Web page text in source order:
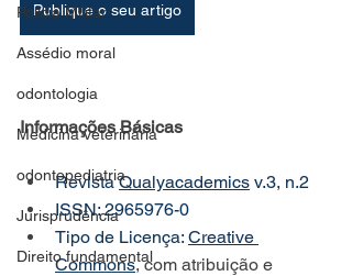
Polícia Militar
Assédio moral
odontologia
Medicina veterinária
odontopediatria
Jurisprudência
Direito fundamental
Publique o seu artigo
Informações Básicas
Revista Qualyacademics v.3, n.2
ISSN: 2965976-0
Tipo de Licença: Creative
Commons, com atribuição e